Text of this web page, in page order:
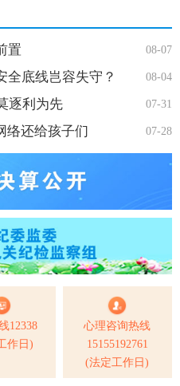
08-07
置
08-04
全底线岂容失守？
07-31
逐利为先
07-28
络还给孩子们
12338
作日)
心理咨询热线
15155192761
(法定工作日)